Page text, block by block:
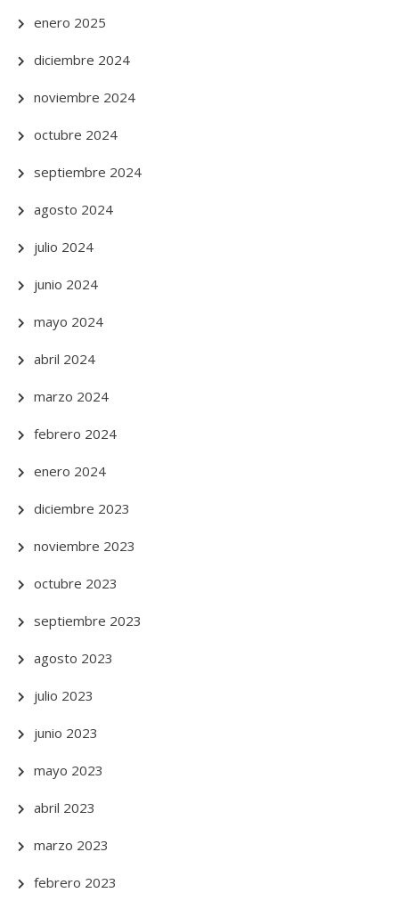
enero 2025
diciembre 2024
noviembre 2024
octubre 2024
septiembre 2024
agosto 2024
julio 2024
junio 2024
mayo 2024
abril 2024
marzo 2024
febrero 2024
enero 2024
diciembre 2023
noviembre 2023
octubre 2023
septiembre 2023
agosto 2023
julio 2023
junio 2023
mayo 2023
abril 2023
marzo 2023
febrero 2023